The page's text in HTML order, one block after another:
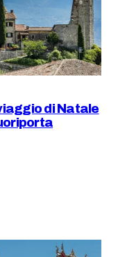
di Natale